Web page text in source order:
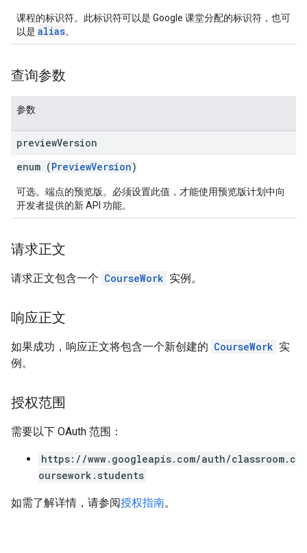
课程的标识符。此标识符可以是 Google 课堂分配的标识符，也可
以是 alias。
查询参数
参数
previewVersion
enum (PreviewVersion)
可选。端点的预览版。必须设置此值，才能使用预览版计划中向
开发者提供的新 API 功能。
请求正文
请求正文包含一个 CourseWork 实例。
响应正文
如果成功，响应正文将包含一个新创建的 CourseWork 实
例。
授权范围
需要以下 OAuth 范围：
https://www.googleapis.com/auth/classroom.c
oursework.students
如需了解详情，请参阅授权指南。